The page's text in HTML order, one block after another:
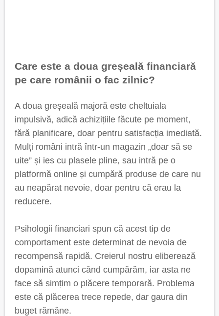
Care este a doua greșeală financiară
pe care românii o fac zilnic?
A doua greșeală majoră este cheltuiala
impulsivă, adică achizițiile făcute pe moment,
fără planificare, doar pentru satisfacția imediată.
Mulți români intră într-un magazin „doar să se
uite” și ies cu plasele pline, sau intră pe o
platformă online și cumpără produse de care nu
au neapărat nevoie, doar pentru că erau la
reducere.
Psihologii financiari spun că acest tip de
comportament este determinat de nevoia de
recompensă rapidă. Creierul nostru eliberează
dopamină atunci când cumpărăm, iar asta ne
face să simțim o plăcere temporară. Problema
este că plăcerea trece repede, dar gaura din
buget rămâne.